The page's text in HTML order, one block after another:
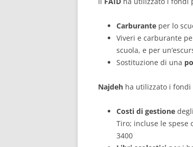
Carburante per lo
Viveri e carburante
scuola, e per
Sostituzione di una
Najdeh ha utilizzato i fondi
Costi di gestione
Tiro; incluse le spese
3400